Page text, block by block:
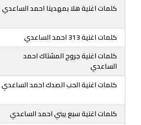
كلمات اغنية هلا بمهدينا احمد الساعدي
كلمات اغنية 313 احمد الساعدي
كلمات اغنية جروح المشتاك احمد
الساعدي
كلمات اغنية الحب الصدك احمد الساعدي
كلمات اغنية سبع يبني احمد الساعدي